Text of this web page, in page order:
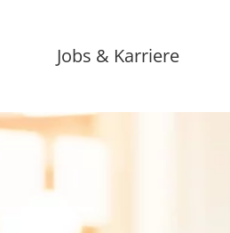
Jobs & Karriere